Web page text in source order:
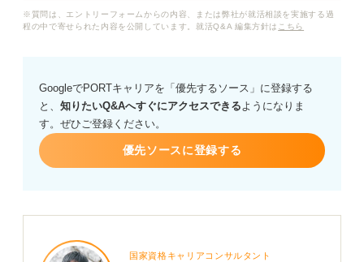
面接で早口にならないようにするための具体的な対策や
※質問は、エントリーフォームからの内容、または弊社が就活相談を実施する過
程の中で寄せられた内容を公開しています。就活Q&A 編集方針は こちら
GoogleでPORTキャリアを「優先するソース」に登録する
と、 知りたいQ&Aへすぐにアクセスできるようになりま
す。ぜひご登録ください。
優先ソースに登録する
国家資格キャリアコンサルタント